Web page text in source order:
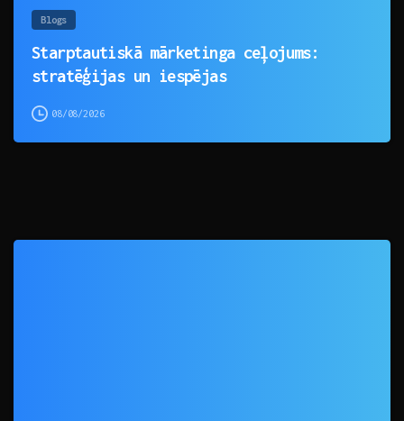
Blogs
Starptautiskā mārketinga ceļojums:
stratēģijas un iespējas
08/08/2026